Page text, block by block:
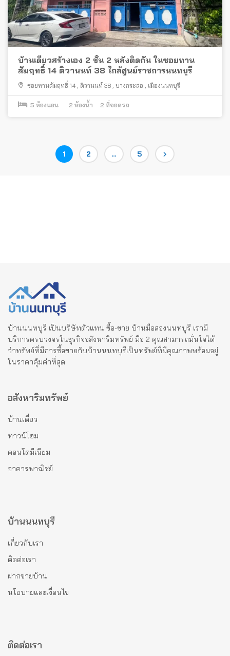
บ้านเดี่ยวสร้างเอง 2 ชั้น 2 หลังติดกัน ในซอยทาน
สัมฤทธิ์ 14 ติวานนท์ 38 ใกล้ศูนย์ราชการนนทบุรี
ซอยทานสัมฤทธิ์ 14 , ติวานนท์ 38 , บางกระสอ , เมืองนนทบุรี
5 ห้องนอน 2 ห้องน้ำ 2 ที่จอดรถ
Page
1 Page
2 … Page
5
บ้านนนทบุรี เป็นบริษัทตัวแทน ซื้อ-ขาย บ้านมือสองนนทบุรี เรามี
บริการครบวงจรในธุรกิจอสังหาริมทรัพย์ มือ 2 คุณสามารถมั่นใจได้
ว่าทรัพย์ที่มีการซื้อขายกับบ้านนนทบุรีเป็นทรัพย์ที่มีคุณภาพพร้อมอยู่
ในราคาคุ้มค่าที่สุด
อสังหาริมทรัพย์
บ้านเดี่ยว
ทาวน์โฮม
คอนโดมีเนียม
อาคารพาณิชย์
บ้านนนทบุรี
เกี่ยวกับเรา
ติดต่อเรา
ฝากขายบ้าน
นโยบายและเงื่อนไข
ติดต่อเรา